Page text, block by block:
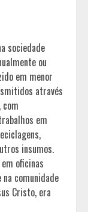
sociedade
ou
em menor
através
com
em
insumos.
oficinas
comunidade
Cristo, era